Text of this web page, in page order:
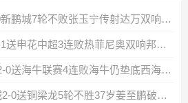
暂升第三！国安4-0新鹏城7轮不败张玉宁传射达万双响法比奥破门
近3轮首胜！铁人3-1送申花中超3连败热菲尼奥双响邦本宜裕传射
笑傲德比！西海岸2-0送海牛联赛4连败海牛仍垫底西海岸升至第二
终结2连败！新鹏城2-0送铜梁龙5轮不胜37岁姜至鹏破门韦斯利建功